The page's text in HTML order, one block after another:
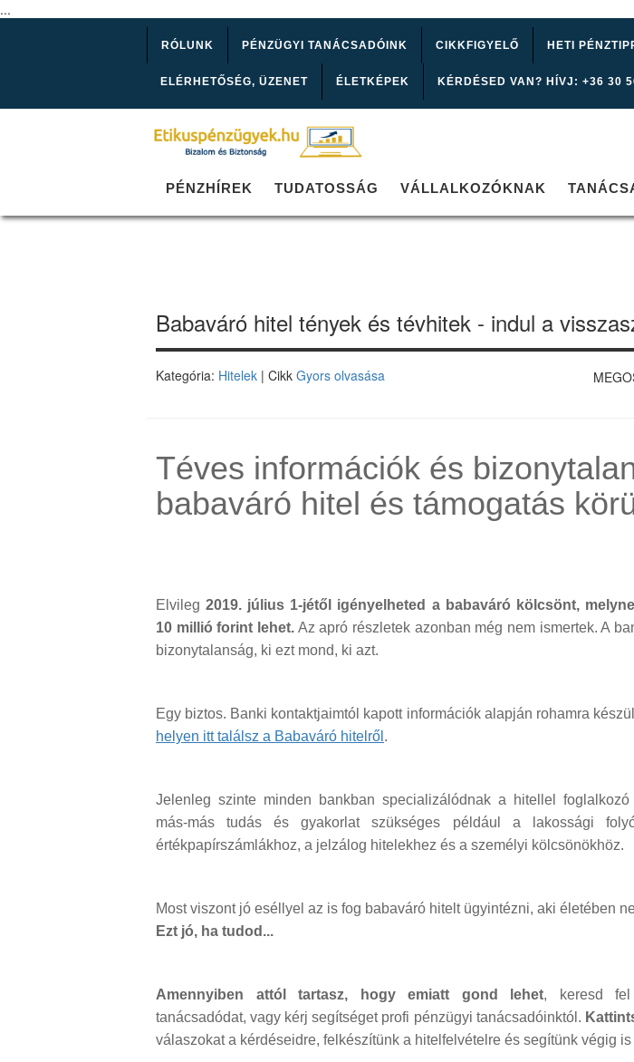
...
RÓLUNK PÉNZÜGYI TANÁCSADÓINK CIKKFIGYELŐ HETI
ELÉRHETŐSÉG, ÜZENET ÉLETKÉPEK KÉRDÉSED VAN? HÍVJ: +36 30
PÉNZHÍREK TUDATOSSÁG VÁLLALKOZÓKNAK
Babaváró hitel tények és tévhitek - indul a
Kategória: Hitelek | Cikk Gyors olvasása
Téves információk és
babaváró hitel és támogatás
Elvileg2019. július 1-jétől igényelheted a babaváró kölcsönt,
10 millió forint lehet. Az apró részletek azonban még nem ismertek. A
bizonytalanság, ki ezt mond, ki azt.
Egy biztos. Banki kontaktjaimtól kapott információk alapján rohamra
helyen itt találsz a Babaváró hitelről .
Jelenleg szinte minden bankban specializálódnak a hitellel
más-más tudás és gyakorlat szükséges például a lakossági
értékpapírszámlákhoz, a jelzálog hitelekhez és a személyi kölcsönökhöz.
Most viszont jó eséllyel az is fog babaváró hitelt ügyintézni, aki életében
Ezt jó, ha tudod...
Amennyiben attól tartasz, hogy emiatt gond lehet, keresd fel
tanácsadódat, vagy kérj segítséget profi pénzügyi tanácsadóinktól.
válaszokat a kérdéseidre, felkészítünk a hitelfelvételre és segítünk végig